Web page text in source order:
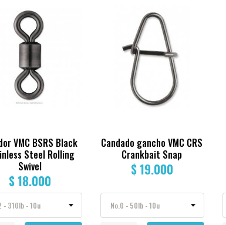
VMC BSRS Black
Steel Rolling
Swivel
$ 18.000
Candado gancho VMC CRS
Crankbait Snap
$ 19.000